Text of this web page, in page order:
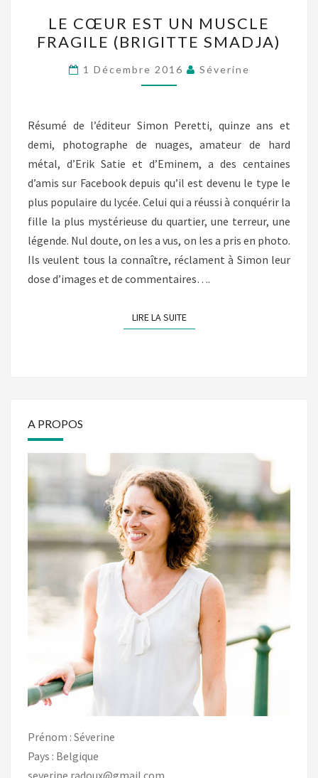
CŒUR
EST
UN
MUSCLE
(BRIGITTE
SMADJA)
LE CŒUR EST UN MUSCLE
FRAGILE (BRIGITTE SMADJA)
1 Décembre 2016 Séverine
Résumé de l’éditeur Simon Peretti, quinze ans et
demi, photographe de nuages, amateur de hard
métal, d’Erik Satie et d’Eminem, a des centaines
d’amis sur Facebook depuis qu’il est devenu le type le
plus populaire du lycée. Celui qui a réussi à conquérir la
fille la plus mystérieuse du quartier, une terreur, une
légende. Nul doute, on les a vus, on les a pris en photo.
Ils veulent tous la connaître, réclament à Simon leur
dose d’images et de commentaires….
LIRE LA SUITELIRE LA SUITE
A PROPOS
Prénom : Séverine
Pays : Belgique